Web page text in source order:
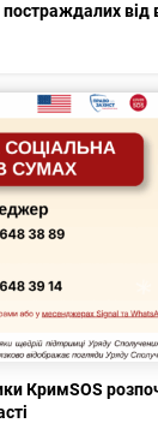
від
КримSOS